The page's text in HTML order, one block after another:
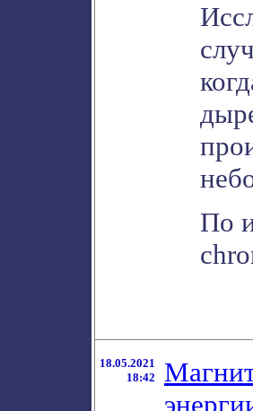
По
18.05.2021
18:42